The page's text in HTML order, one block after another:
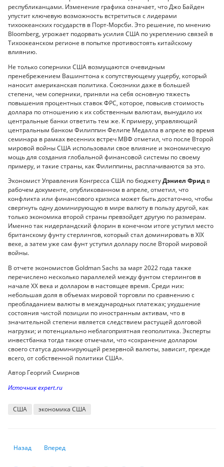
республиканцами. Изменение графика означает, что Джо Байден
упустит ключевую возможность встретиться с лидерами
тихоокеанских государств в Порт-Морсби. Это решение, по мнению
Bloomberg, угрожает подорвать усилия США по укреплению связей в
Тихоокеанском регионе в попытке противостоять китайскому
влиянию.
Не только соперники США возмущаются очевидным
пренебрежением Вашингтона к сопутствующему ущербу, который
наносит американская политика. Союзники даже в большей
степени, чем соперники, приняли на себя основную тяжесть
повышения процентных ставок ФРС, которое, повысив стоимость
доллара по отношению к их собственным валютам, вынудило их
центральные банки ответить тем же. К примеру, управляющий
центральным банком Филиппин Фелипе Медалла в апреле во время
семинара в рамках весенних встреч МВФ отметил, что после Второй
мировой войны США использовали свое влияние и экономическую
мощь для создания глобальной финансовой системы по своему
примеру, и такие страны, как Филиппины, расплачиваются за это.
Экономист Управления Конгресса США по бюджетуДэниел Фрид в
рабочем документе, опубликованном в апреле, отметил, что
конфликта или финансового кризиса может быть достаточно, чтобы
свергнуть одну доминирующую в мире валюту в пользу другой, как
только экономика второй страны превзойдет другую по размерам.
Именно так нидерландский флорин в конечном итоге уступил место
британскому фунту стерлингов, который стал доминировать в XIX
веке, а затем уже сам фунт уступил доллару после Второй мировой
войны.
В отчете экономистов Goldman Sachs за март 2022 года также
перечислено несколько параллелей между фунтом стерлингов в
начале XX века и долларом в настоящее время. Среди них:
небольшая доля в объемах мировой торговли по сравнению с
преобладанием валюты в международных платежах; ухудшение
состояния чистой позиции по иностранным активам, что в
значительной степени является следствием растущей долговой
нагрузки; и потенциально неблагоприятная геополитика. Эксперты
инвестбанка тогда также отмечали, что «сохранение долларом
своего статуса доминирующей резервной валюты, зависит, прежде
всего, от собственной политики США».
Автор Георгий Смирнов
Источник expert.ru
США экономика США
Предыдущий: Китайская экономика восстанавливается медленно:
Назад Следующий: Украина перешла черту. Она начала жить на
Вперед